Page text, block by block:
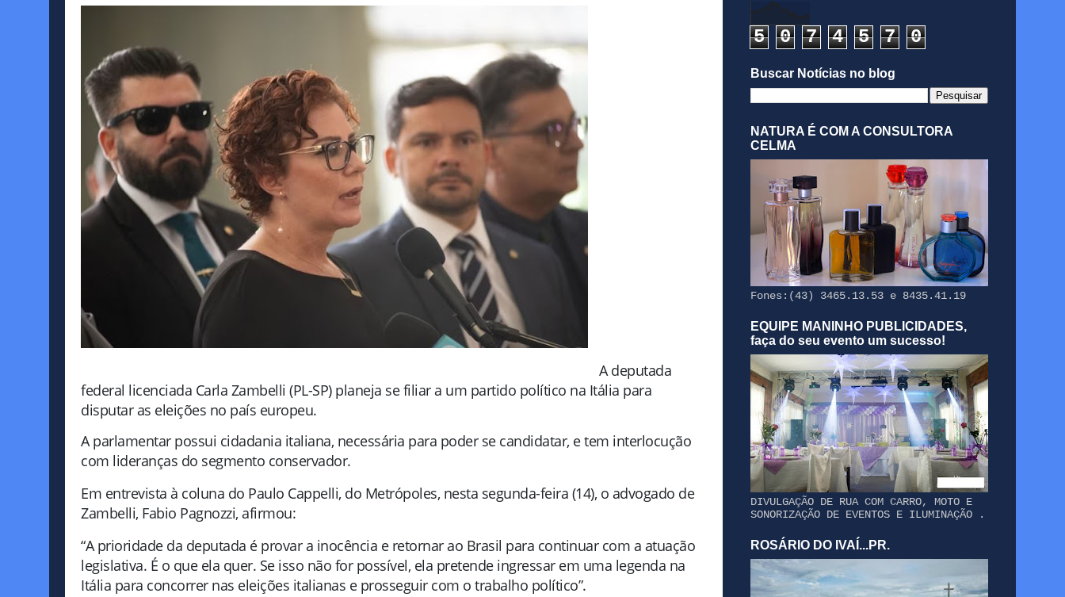
A deputada
federal licenciada Carla Zambelli (PL-SP) planeja se filiar a um partido político na Itália para
disputar as eleições no país europeu.
A parlamentar possui cidadania italiana, necessária para poder se candidatar, e tem interlocução
com lideranças do segmento conservador.
Em entrevista à coluna do Paulo Cappelli, do Metrópoles, nesta segunda-feira (14), o advogado de
Zambelli, Fabio Pagnozzi, afirmou:
“A prioridade da deputada é provar a inocência e retornar ao Brasil para continuar com a atuação
legislativa. É o que ela quer. Se isso não for possível, ela pretende ingressar em uma legenda na
Itália para concorrer nas eleições italianas e prosseguir com o trabalho político”.
5 0 7 4 5 7 0
Buscar Notícias no blog
NATURA É COM A CONSULTORA
CELMA
Fones:(43) 3465.13.53 e 8435.41.19
EQUIPE MANINHO PUBLICIDADES,
faça do seu evento um sucesso!
DIVULGAÇÃO DE RUA COM CARRO, MOTO E
SONORIZAÇÃO DE EVENTOS E ILUMINAÇÃO .
ROSÁRIO DO IVAÍ...PR.